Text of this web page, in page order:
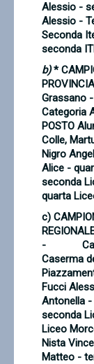
Alessio -
Alessio -
Seconda
seconda
b)*
Grassano -
Categoria
POSTO
Colle,
Nigro
Alice -
seconda
quarta
c)
-
Caserma
Fucci
Antonella
seconda
Liceo
Nista
Matteo -